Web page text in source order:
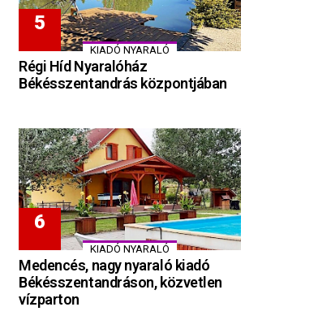
KIADÓ NYARALÓ
Régi Híd Nyaralóház
Békésszentandrás központjában
KIADÓ NYARALÓ
Medencés, nagy nyaraló kiadó
Békésszentandráson, közvetlen
vízparton